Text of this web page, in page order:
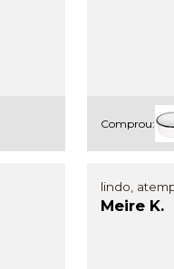
Comprou:
lindo,
Meire K.